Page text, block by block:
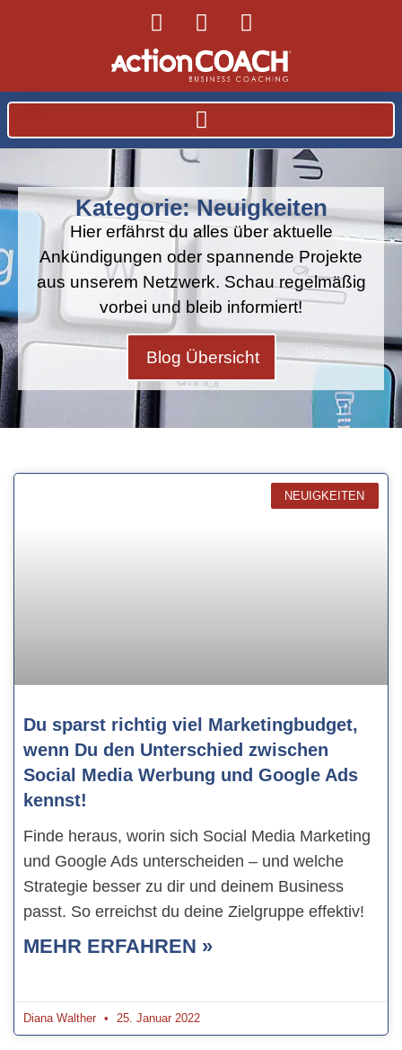
Kategorie: Neuigkeiten
Hier erfährst du alles über aktuelle
Ankündigungen oder spannende Projekte
aus unserem Netzwerk. Schau regelmäßig
vorbei und bleib informiert!
Blog Übersicht
NEUIGKEITEN
Du sparst richtig viel Marketingbudget,
wenn Du den Unterschied zwischen
Social Media Werbung und Google Ads
kennst!
Finde heraus, worin sich Social Media Marketing
und Google Ads unterscheiden – und welche
Strategie besser zu dir und deinem Business
passt. So erreichst du deine Zielgruppe effektiv!
MEHR ERFAHREN »
Diana Walther 25. Januar 2022